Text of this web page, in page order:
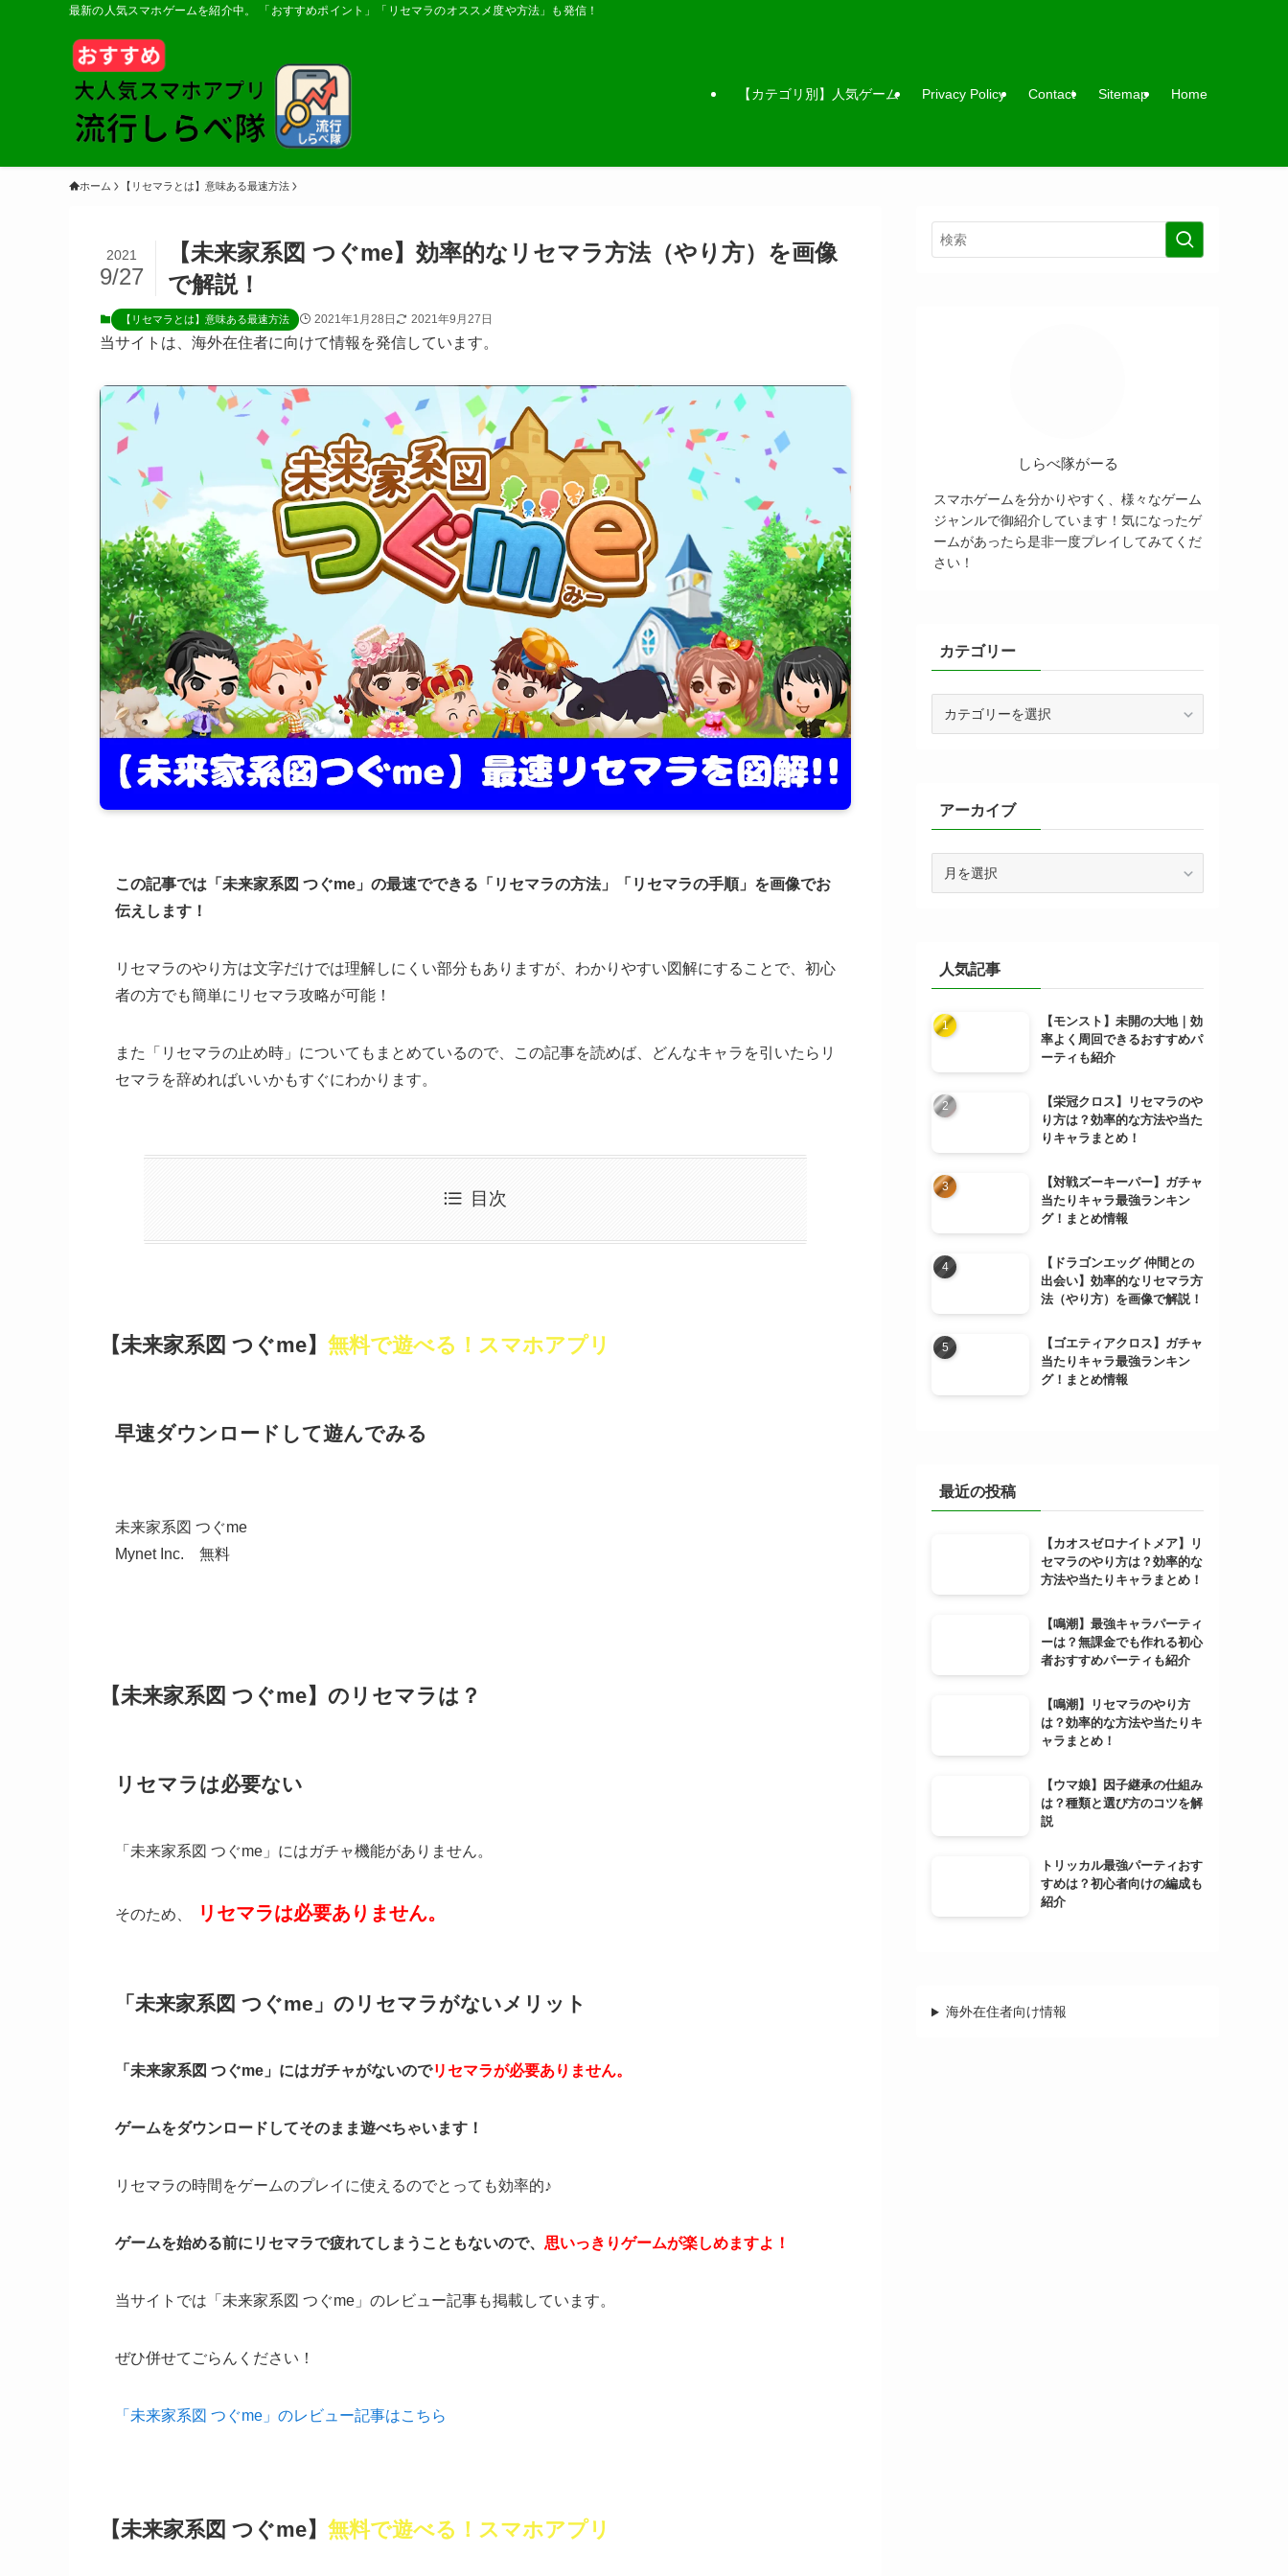
最新の人気スマホゲームを紹介中。 「おすすめポイント」「リセマラのオススメ度や方法」も発信！
【カテゴリ別】人気ゲーム Privacy Policy Contact Sitemap Home
ホーム 【リセマラとは】意味ある最速方法
【未来家系図 つぐme】効率的なリセマラ方法（やり方）を画像
で解説！
2021
9/27
【リセマラとは】意味ある最速方法 2021年1月28日 2021年9月27日
当サイトは、海外在住者に向けて情報を発信しています。
この記事では「未来家系図 つぐme」の最速でできる「リセマラの方法」「リセマラの手順」を画像でお
伝えします！
リセマラのやり方は文字だけでは理解しにくい部分もありますが、わかりやすい図解にすることで、初心
者の方でも簡単にリセマラ攻略が可能！
また「リセマラの止め時」についてもまとめているので、この記事を読めば、どんなキャラを引いたらリ
セマラを辞めればいいかもすぐにわかります。
目次
【未来家系図 つぐme】 無料で遊べる！スマホアプリ
早速ダウンロードして遊んでみる
未来家系図 つぐme
Mynet Inc. 無料
【未来家系図 つぐme】のリセマラは？
リセマラは必要ない
「未来家系図 つぐme」にはガチャ機能がありません。
そのため、 リセマラは必要ありません。
「未来家系図 つぐme」のリセマラがないメリット
「未来家系図 つぐme」にはガチャがないのでリセマラが必要ありません。
ゲームをダウンロードしてそのまま遊べちゃいます！
リセマラの時間をゲームのプレイに使えるのでとっても効率的♪
ゲームを始める前にリセマラで疲れてしまうこともないので、 思いっきりゲームが楽しめますよ！
当サイトでは「未来家系図 つぐme」のレビュー記事も掲載しています。
ぜひ併せてごらんください！
「未来家系図 つぐme」のレビュー記事はこちら
【未来家系図 つぐme】 無料で遊べる！スマホアプリ
しらべ隊がーる
スマホゲームを分かりやすく、様々なゲーム
ジャンルで御紹介しています！気になったゲ
ームがあったら是非一度プレイしてみてくだ
さい！
カテゴリー
アーカイブ
人気記事
【モンスト】未開の大地｜効
率よく周回できるおすすめパ
ーティも紹介
【栄冠クロス】リセマラのや
り方は？効率的な方法や当た
りキャラまとめ！
【対戦ズーキーパー】ガチャ
当たりキャラ最強ランキン
グ！まとめ情報
【ドラゴンエッグ 仲間との
出会い】効率的なリセマラ方
法（やり方）を画像で解説！
【ゴエティアクロス】ガチャ
当たりキャラ最強ランキン
グ！まとめ情報
最近の投稿
【カオスゼロナイトメア】リ
セマラのやり方は？効率的な
方法や当たりキャラまとめ！
【鳴潮】最強キャラパーティ
ーは？無課金でも作れる初心
者おすすめパーティも紹介
【鳴潮】リセマラのやり方
は？効率的な方法や当たりキ
ャラまとめ！
【ウマ娘】因子継承の仕組み
は？種類と選び方のコツを解
説
トリッカル最強パーティおす
すめは？初心者向けの編成も
紹介
海外在住者向け情報